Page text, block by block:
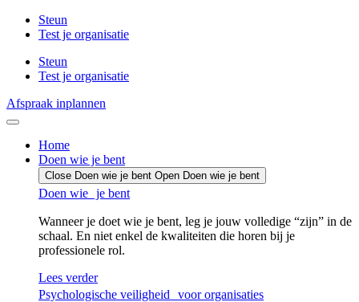
Steun
Test je organisatie
Steun
Test je organisatie
Afspraak inplannen
Home
Doen wie je bent
Close Doen wie je bent Open Doen wie je bent
Doen wie je bent
Wanneer je doet wie je bent, leg je jouw volledige “zijn” in de
schaal. En niet enkel de kwaliteiten die horen bij je
professionele rol.
Lees verder
Psychologische veiligheid voor organisaties